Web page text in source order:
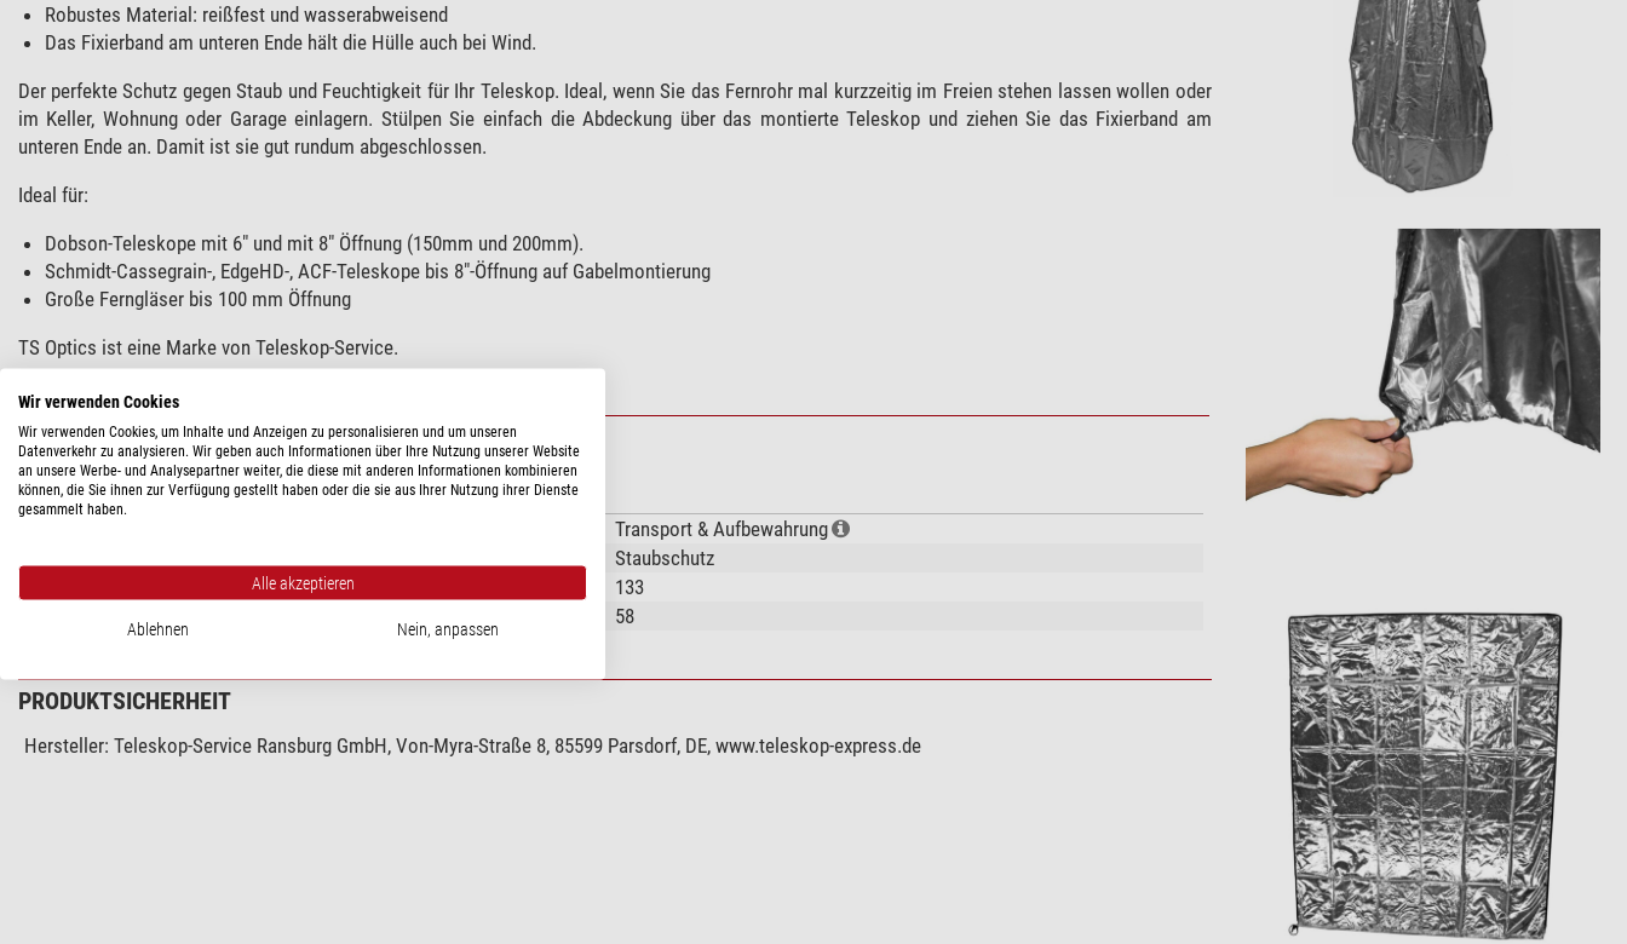
Robustes Material: reißfest und wasserabweisend
Das Fixierband am unteren Ende hält die Hülle auch bei Wind.
Der perfekte Schutz gegen Staub und Feuchtigkeit für Ihr Teleskop. Ideal, wenn Sie das Fernrohr mal kurzzeitig im Freien stehen lassen wollen oder
im Keller, Wohnung oder Garage einlagern. Stülpen Sie einfach die Abdeckung über das montierte Teleskop und ziehen Sie das Fixierband am
unteren Ende an. Damit ist sie gut rundum abgeschlossen.
Ideal für:
Dobson-Teleskope mit 6" und mit 8" Öffnung (150mm und 200mm).
Schmidt-Cassegrain-, EdgeHD-, ACF-Teleskope bis 8"-Öffnung auf Gabelmontierung
Große Ferngläser bis 100 mm Öffnung
TS Optics ist eine Marke von Teleskop-Service.
TECHNISCHE DATEN
Allgemein
Transport & Aufbewahrung
Staubschutz
133
58
PRODUKTSICHERHEIT
Hersteller: Teleskop-Service Ransburg GmbH, Von-Myra-Straße 8, 85599 Parsdorf, DE, www.teleskop-express.de
Wir verwenden Cookies
Wir verwenden Cookies, um Inhalte und Anzeigen zu personalisieren und um unseren
Datenverkehr zu analysieren. Wir geben auch Informationen über Ihre Nutzung unserer Website
an unsere Werbe- und Analysepartner weiter, die diese mit anderen Informationen kombinieren
können, die Sie ihnen zur Verfügung gestellt haben oder die sie aus Ihrer Nutzung ihrer Dienste
gesammelt haben.
Alle akzeptieren
Ablehnen Nein, anpassen